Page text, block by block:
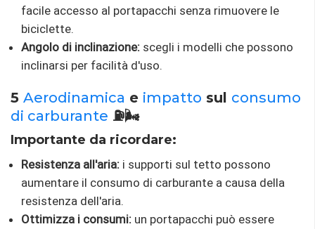
facile accesso al portapacchi senza rimuovere le
biciclette.
Angolo di inclinazione: scegli i modelli che possono
inclinarsi per facilità d'uso.
5 Aerodinamica e impatto sul consumo
di carburante ⛽🌬️
Importante da ricordare:
Resistenza all'aria: i supporti sul tetto possono
aumentare il consumo di carburante a causa della
resistenza dell'aria.
Ottimizza i consumi: un portapacchi può essere